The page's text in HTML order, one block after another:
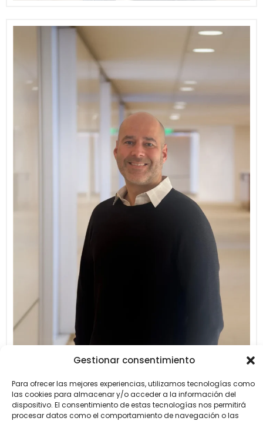
Gestionar consentimiento
Para ofrecer las mejores experiencias, utilizamos tecnologías como
las cookies para almacenar y/o acceder a la información del
dispositivo. El consentimiento de estas tecnologías nos permitirá
procesar datos como el comportamiento de navegación o las